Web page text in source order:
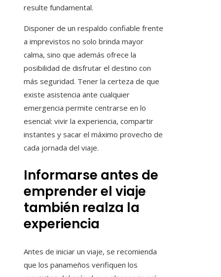
resulte fundamental.
Disponer de un respaldo confiable frente
a imprevistos no solo brinda mayor
calma, sino que además ofrece la
posibilidad de disfrutar el destino con
más seguridad. Tener la certeza de que
existe asistencia ante cualquier
emergencia permite centrarse en lo
esencial: vivir la experiencia, compartir
instantes y sacar el máximo provecho de
cada jornada del viaje.
Informarse antes de
emprender el viaje
también realza la
experiencia
Antes de iniciar un viaje, se recomienda
que los panameños verifiquen los